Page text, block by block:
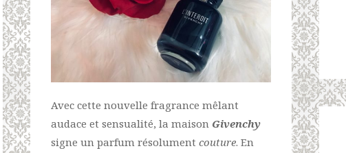
Avec cette nouvelle fragrance mêlant
audace et sensualité, la maison Givenchy
signe un parfum résolument couture. En